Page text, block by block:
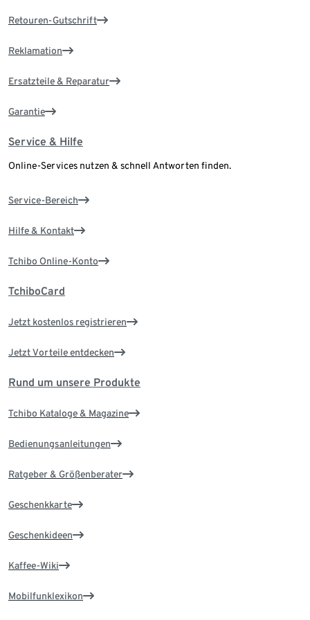
Retouren-Gutschrift
Reklamation
Ersatzteile & Reparatur
Garantie
Service & Hilfe
Online-Services nutzen & schnell Antworten finden.
Service-Bereich
Hilfe & Kontakt
Tchibo Online-Konto
TchiboCard
Jetzt kostenlos registrieren
Jetzt Vorteile entdecken
Rund um unsere Produkte
Tchibo Kataloge & Magazine
Bedienungsanleitungen
Ratgeber & Größenberater
Geschenkkarte
Geschenkideen
Kaffee-Wiki
Mobilfunklexikon